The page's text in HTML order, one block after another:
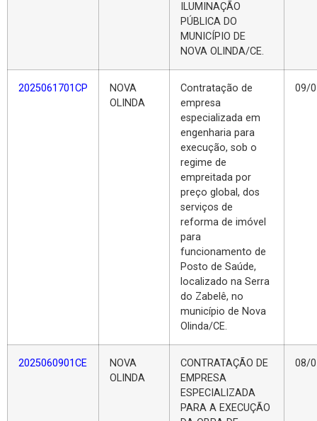
ILUMINAÇÃO
PÚBLICA DO
MUNICÍPIO DE
NOVA OLINDA/CE.
2025061701CP
NOVA
OLINDA
Contratação de
empresa
especializada em
engenharia para
execução, sob o
regime de
empreitada por
preço global, dos
serviços de
reforma de imóvel
para
funcionamento de
Posto de Saúde,
localizado na Serra
do Zabelê, no
município de Nova
Olinda/CE.
09/
2025060901CE
NOVA
OLINDA
CONTRATAÇÃO DE
EMPRESA
ESPECIALIZADA
PARA A EXECUÇÃO
08/